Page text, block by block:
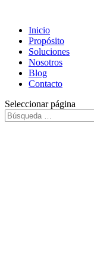
Inicio
Propósito
Soluciones
Nosotros
Blog
Contacto
Seleccionar página